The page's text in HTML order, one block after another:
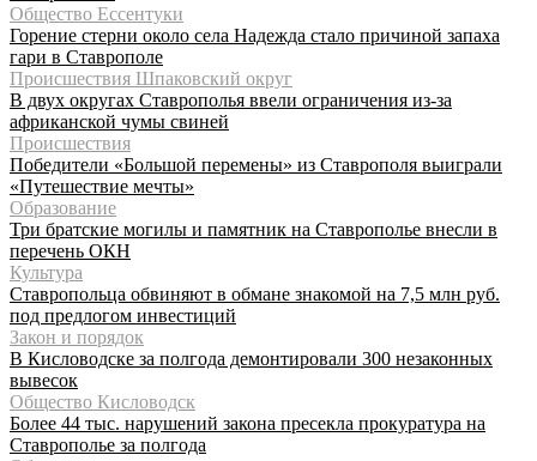
Общество Ессентуки
Горение стерни около села Надежда стало причиной запаха
гари в Ставрополе
Происшествия Шпаковский округ
В двух округах Ставрополья ввели ограничения из-за
африканской чумы свиней
Происшествия
Победители «Большой перемены» из Ставрополя выиграли
«Путешествие мечты»
Образование
Три братские могилы и памятник на Ставрополье внесли в
перечень ОКН
Культура
Ставропольца обвиняют в обмане знакомой на 7,5 млн руб.
под предлогом инвестиций
Закон и порядок
В Кисловодске за полгода демонтировали 300 незаконных
вывесок
Общество Кисловодск
Более 44 тыс. нарушений закона пресекла прокуратура на
Ставрополье за полгода